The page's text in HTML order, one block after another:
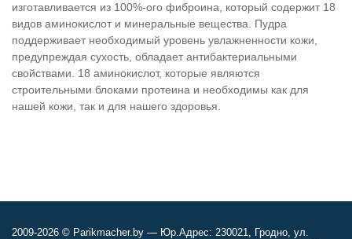
изготавливается из 100%-ого фиброина, который содержит 18
видов аминокислот и минеральные вещества. Пудра
поддерживает необходимый уровень увлажненности кожи,
предупреждая сухость, обладает антибактериальными
свойствами. 18 аминокислот, которые являются
строительными блоками протеина и необходимы как для
нашей кожи, так и для нашего здоровья.
2009-2026 © Parikmacher.by — Юр.Адрес: 230021, Гродно, ул.